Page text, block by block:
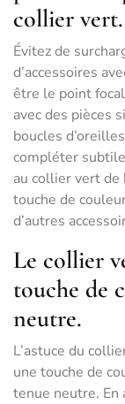
collier vert.
Évitez de
d’accessoires
être le point
avec des pièces
boucles
compléter
au collier vert
touche de
d’autres
Le collier
touche de
neutre.
L’astuce du
une touche de
tenue neutre. En